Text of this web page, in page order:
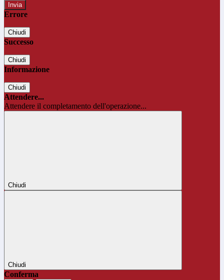
Errore
Chiudi
Successo
Chiudi
Informazione
Chiudi
Attendere...
Attendere il completamento dell'operazione...
Chiudi
Chiudi
Conferma